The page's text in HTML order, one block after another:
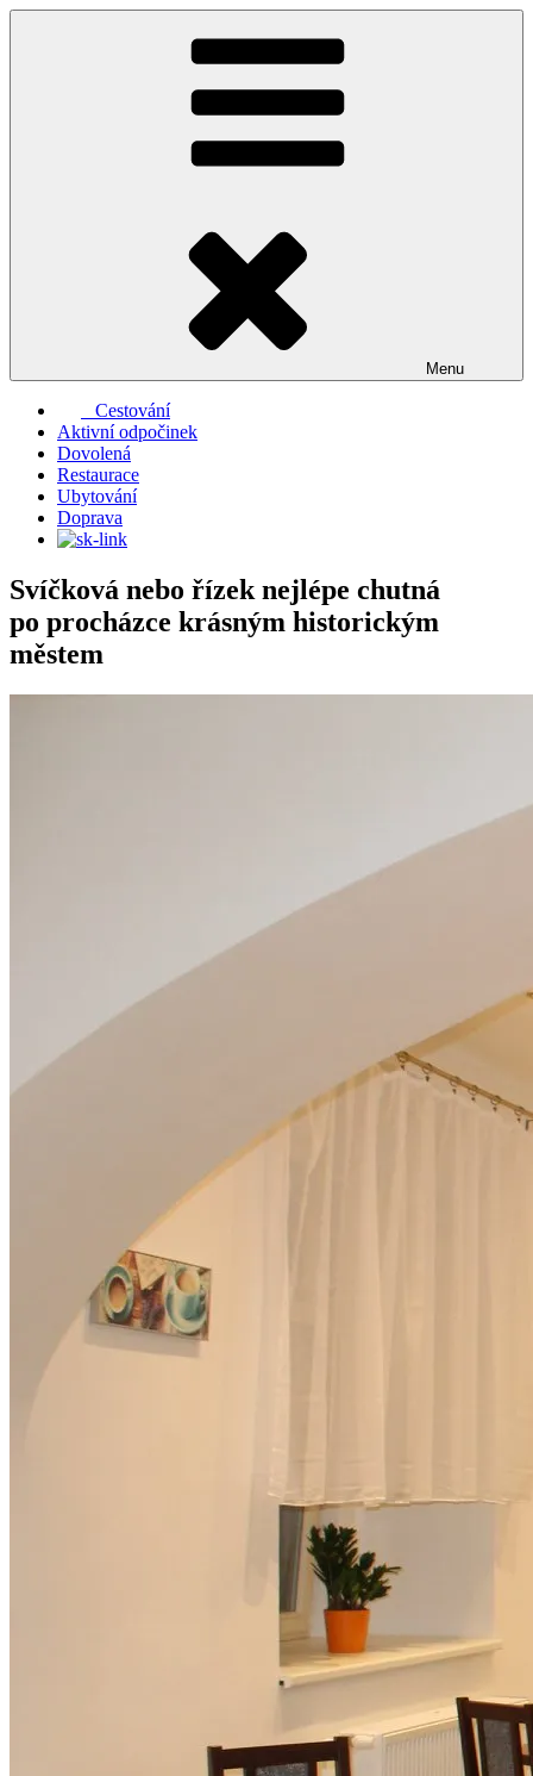
Přejít
Menu
Cestování
Aktivní odpočinek
Dovolená
Restaurace
Ubytování
Doprava
Svíčková nebo řízek nejlépe chutná
po procházce krásným historickým
městem